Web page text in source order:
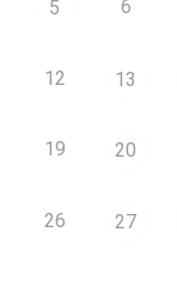
5 6
12 13
19 20
26 27